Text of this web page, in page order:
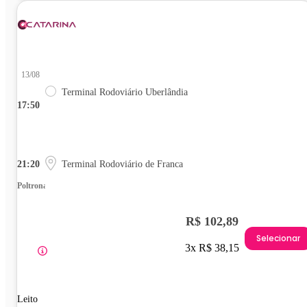
17:50
13/08
Terminal Rodoviário Uberlândia
21:20 Terminal Rodoviário de Franca
Poltrona
Leito
R$ 102,89
3x R$ 38,15
Selecionar